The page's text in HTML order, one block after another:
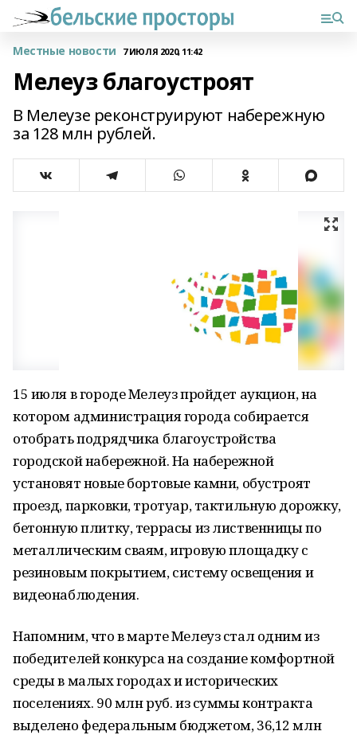
Местные новости 7 ИЮЛЯ 2020, 11:42
Мелеуз благоустроят
В Мелеузе реконструируют набережную
за 128 млн рублей.
15 июля в городе Мелеуз пройдет аукцион, на
котором администрация города собирается
отобрать подрядчика благоустройства
городской набережной. На набережной
установят новые бортовые камни, обустроят
проезд, парковки, тротуар, тактильную дорожку,
бетонную плитку, террасы из лиственницы по
металлическим сваям, игровую площадку с
резиновым покрытием, систему освещения и
видеонаблюдения.
Напомним, что в марте Мелеуз стал одним из
победителей конкурса на создание комфортной
среды в малых городах и исторических
поселениях. 90 млн руб. из суммы контракта
выделено федеральным бюджетом, 36,12 млн